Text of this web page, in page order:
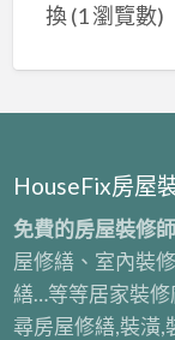
換(1 瀏覽數)
HouseFix房屋
免費的房屋裝修
屋修繕、室內裝
繕…等等居家裝
尋房屋修繕,裝潢,